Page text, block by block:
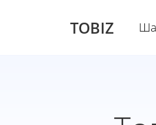
TOBIZ